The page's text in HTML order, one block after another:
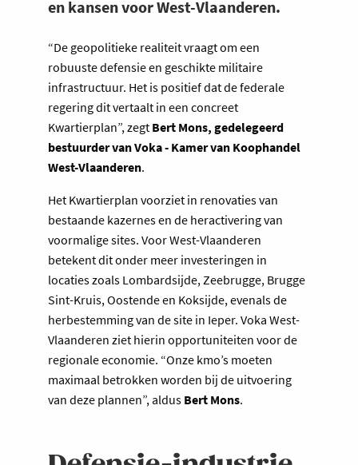
en kansen voor West-Vlaanderen.
“De geopolitieke realiteit vraagt om een
robuuste defensie en geschikte militaire
infrastructuur. Het is positief dat de federale
regering dit vertaalt in een concreet
Kwartierplan”, zegt Bert Mons, gedelegeerd
bestuurder van Voka - Kamer van Koophandel
West-Vlaanderen.
Het Kwartierplan voorziet in renovaties van
bestaande kazernes en de heractivering van
voormalige sites. Voor West-Vlaanderen
betekent dit onder meer investeringen in
locaties zoals Lombardsijde, Zeebrugge, Brugge
Sint-Kruis, Oostende en Koksijde, evenals de
herbestemming van de site in Ieper. Voka West-
Vlaanderen ziet hierin opportuniteiten voor de
regionale economie. “Onze kmo’s moeten
maximaal betrokken worden bij de uitvoering
van deze plannen”, aldus Bert Mons.